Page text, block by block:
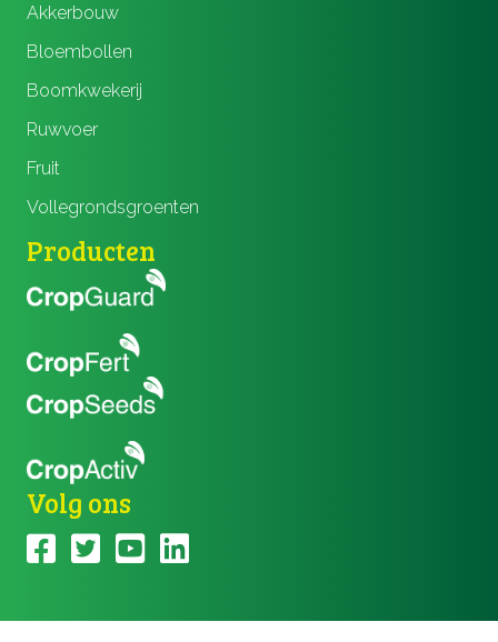
Akkerbouw
Bloembollen
Boomkwekerij
Ruwvoer
Fruit
Vollegrondsgroenten
Producten
Volg ons
Facebook Cropsolutions
Twitter CropSolutions
YouTube CropSolutions
LinkedIn CropSolutions